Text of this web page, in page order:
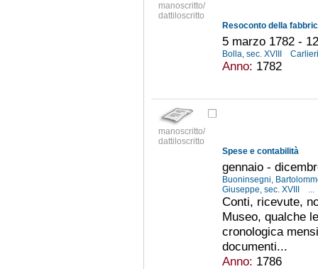
manoscritto/
dattiloscritto
5 marzo 1782 -
Bolla, sec. XVIII
Anno: 1782
manoscritto/
dattiloscritto
Spese e contabilità
gennaio -
Buoninsegni,
Giuseppe, sec. XVIII
Conti, ricevute,
Museo, qualche
cronologica
documenti...
Anno: 1786